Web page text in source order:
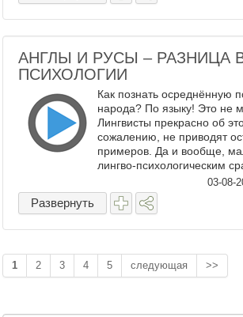
АНГЛЫ И РУСЫ – РАЗНИЦА
ПСИХОЛОГИИ
Как познать осреднённую
народа? По языку! Это не
Лингвисты прекрасно об
сожалению, не приводят
примеров. Да и вообще,
лингво-психологическим
Предлагаю такую игру, на
любой человек, знающий ...
03-08-
Развернуть
1 2 3 4 5 следующая >>